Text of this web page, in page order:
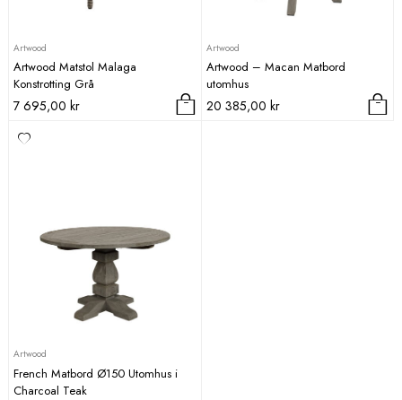
Artwood
Artwood Matstol Malaga
Konstrotting Grå
7 695,00 kr
Artwood
Artwood – Macan Matbord
utomhus
20 385,00 kr
Artwood
French Matbord Ø150 Utomhus i
Charcoal Teak